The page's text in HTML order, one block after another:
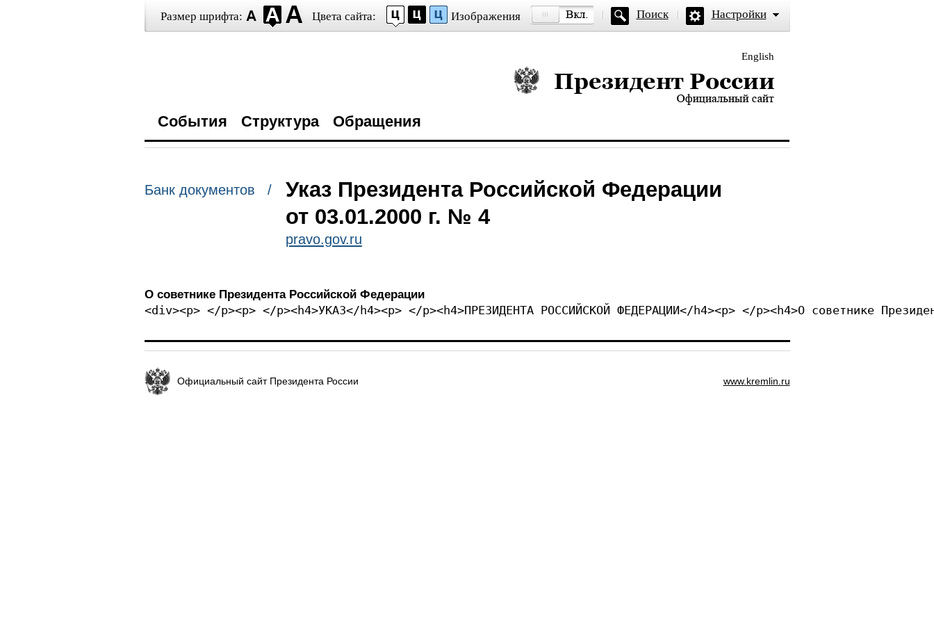
Размер шрифта: Цвета сайта: Изображения Поиск Настройки
English
Президент России — официальный сайт
События Структура Обращения
Банк документов /
Указ Президента Российской Федерации
от 03.01.2000 г. № 4
pravo.gov.ru
О советнике Президента Российской Федерации
<div><p> </p><p> </p><h4>УКАЗ</h4><p> </p><h4>ПРЕЗИДЕНТА РОССИЙСКОЙ ФЕДЕРАЦИИ</h4><p> </p><h4>О советнике
Официальный сайт Президента России www.kremlin.ru